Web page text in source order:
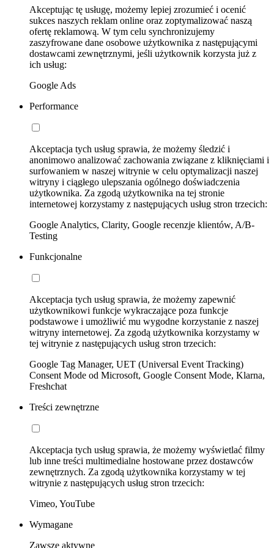
Akceptując tę usługę, możemy lepiej zrozumieć i ocenić
sukces naszych reklam online oraz zoptymalizować naszą
ofertę reklamową. W tym celu synchronizujemy
zaszyfrowane dane osobowe użytkownika z następującymi
dostawcami zewnętrznymi, jeśli użytkownik korzysta już z
ich usług:
Google Ads
Performance
Akceptacja tych usług sprawia, że możemy śledzić i
anonimowo analizować zachowania związane z kliknięciami i
surfowaniem w naszej witrynie w celu optymalizacji naszej
witryny i ciągłego ulepszania ogólnego doświadczenia
użytkownika. Za zgodą użytkownika na tej stronie
internetowej korzystamy z następujących usług stron trzecich:
Google Analytics, Clarity, Google recenzje klientów, A/B-
Testing
Funkcjonalne
Akceptacja tych usług sprawia, że możemy zapewnić
użytkownikowi funkcje wykraczające poza funkcje
podstawowe i umożliwić mu wygodne korzystanie z naszej
witryny internetowej. Za zgodą użytkownika korzystamy w
tej witrynie z następujących usług stron trzecich:
Google Tag Manager, UET (Universal Event Tracking)
Consent Mode od Microsoft, Google Consent Mode, Klarna,
Freshchat
Treści zewnętrzne
Akceptacja tych usług sprawia, że możemy wyświetlać filmy
lub inne treści multimedialne hostowane przez dostawców
zewnętrznych. Za zgodą użytkownika korzystamy w tej
witrynie z następujących usług stron trzecich:
Vimeo, YouTube
Wymagane
Zawsze aktywne